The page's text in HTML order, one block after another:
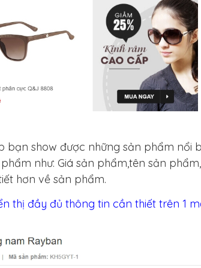
bạn show được những sản phẩm nổi
như: Giá sản phẩm,tên sản phẩm,
hơn về sản phẩm.
thị đầy đủ thông tin cần thiết trên 1